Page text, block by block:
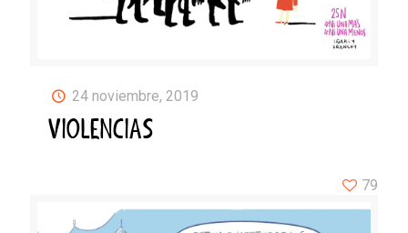
24 noviembre, 2019
VIOLENCIAS
79